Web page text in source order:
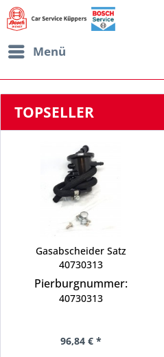
Menü
TOPSELLER
Gasabscheider Satz
40730313
Pierburgnummer:
40730313
96,84 € *